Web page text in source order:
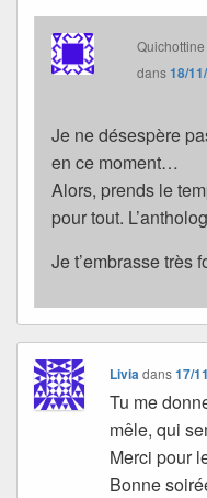
Quichottine
dans18/
Je ne désespère
en ce moment…
Alors, prends le
pour tout.
Je t’embrasse très
Liviadans17/
Tu me
mêle, qui
Merci pour
Bonne